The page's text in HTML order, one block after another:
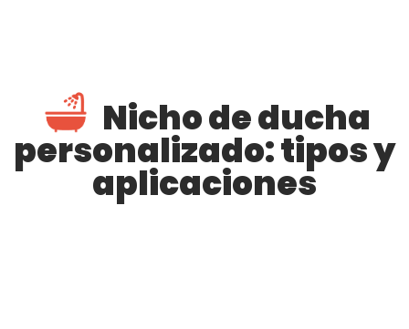
Nicho de ducha
personalizado: tipos y
aplicaciones